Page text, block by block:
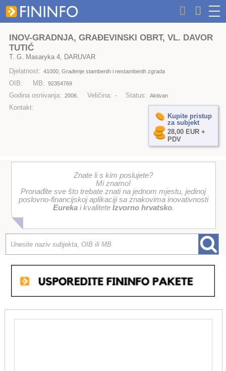
INOV-GRADNJA, GRAĐEVINSKI OBRT, VL. DAVOR
TUTIĆ
T. G. Masaryka 4, DARUVAR
Djelatnost: 41000, Građenje stambenih i nestambenih zgrada
OIB: MB: 92354769
Godina osnivanja: 2006. Veličina: - Status: Aktivan
Kontakt:
Kupite pristup
za subjekt
28,00 EUR +
PDV
Znate li s kim poslujete?
Mi znamo!
Pronađite sve što trebate znati na jednom mjestu, jedinoj
poslovno-financijskoj aplikaciji sa znakovima inovativnosti
Eurekai kvalitete Izvorno hrvatsko.